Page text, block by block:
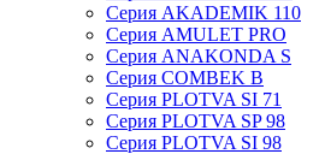
Серия AKADEMIK 110
Серия AMULET PRO
Серия ANAKONDA S
Серия COMBEK B
Серия PLOTVA SI 71
Серия PLOTVA SP 98
Серия PLOTVA SI 98